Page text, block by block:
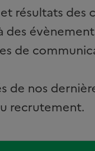
résultats des
de
de nos
recrutement.